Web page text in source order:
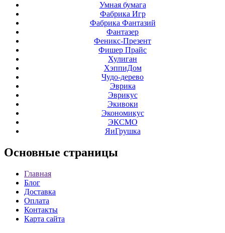
Умная бумага
Фабрика Игр
Фабрика Фантазий
Фантазер
Феникс-Презент
Фишер Прайс
Хулиган
ХэппиДом
Чудо-дерево
Эврика
Эврикус
Экивоки
Экономикус
ЭКСМО
ЯиГрушка
Основные страницы
Главная
Блог
Доставка
Оплата
Контакты
Карта сайта